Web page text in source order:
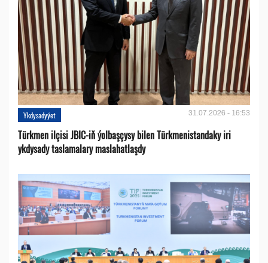
Ykdysadyýet 31.07.2026 - 16:53
Türkmen ilçisi JBIC-iň ýolbaşçysy bilen Türkmenistandaky iri
ykdysady taslamalary maslahatlaşdy